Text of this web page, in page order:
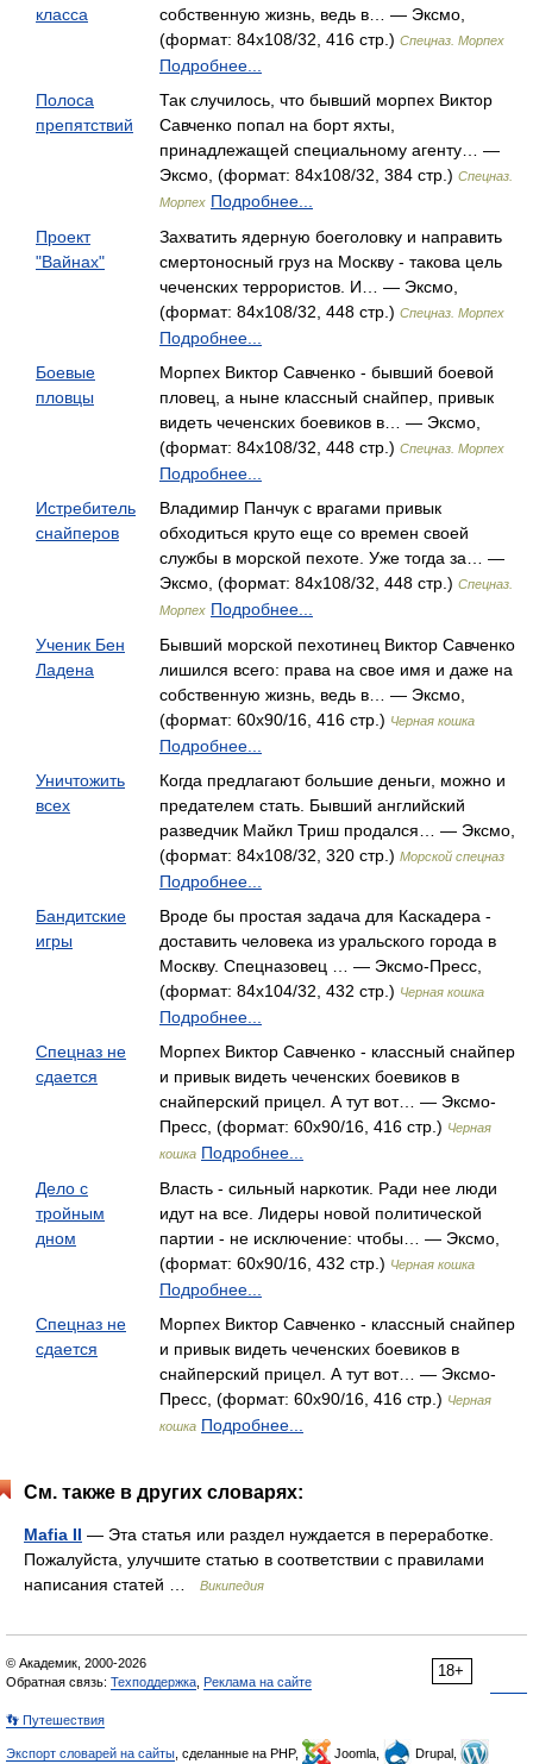
класса
собственную жизнь, ведь в… — Эксмо,
(формат: 84x108/32, 416 стр.) Спецназ. Морпех
Подробнее...
Полоса
препятствий
Так случилось, что бывший морпех Виктор
Савченко попал на борт яхты,
принадлежащей специальному агенту… —
Эксмо, (формат: 84x108/32, 384 стр.) Спецназ.
Морпех Подробнее...
Проект
"Вайнах"
Захватить ядерную боеголовку и направить
смертоносный груз на Москву - такова цель
чеченских террористов. И… — Эксмо,
(формат: 84x108/32, 448 стр.) Спецназ. Морпех
Подробнее...
Боевые
пловцы
Морпех Виктор Савченко - бывший боевой
пловец, а ныне классный снайпер, привык
видеть чеченских боевиков в… — Эксмо,
(формат: 84x108/32, 448 стр.) Спецназ. Морпех
Подробнее...
Истребитель
снайперов
Владимир Панчук с врагами привык
обходиться круто еще со времен своей
службы в морской пехоте. Уже тогда за… —
Эксмо, (формат: 84x108/32, 448 стр.) Спецназ.
Морпех Подробнее...
Ученик Бен
Ладена
Бывший морской пехотинец Виктор Савченко
лишился всего: права на свое имя и даже на
собственную жизнь, ведь в… — Эксмо,
(формат: 60x90/16, 416 стр.) Черная кошка
Подробнее...
Уничтожить
всех
Когда предлагают большие деньги, можно и
предателем стать. Бывший английский
разведчик Майкл Триш продался… — Эксмо,
(формат: 84x108/32, 320 стр.) Морской спецназ
Подробнее...
Бандитские
игры
Вроде бы простая задача для Каскадера -
доставить человека из уральского города в
Москву. Спецназовец … — Эксмо-Пресс,
(формат: 84x104/32, 432 стр.) Черная кошка
Подробнее...
Спецназ не
сдается
Морпех Виктор Савченко - классный снайпер
и привык видеть чеченских боевиков в
снайперский прицел. А тут вот… — Эксмо-
Пресс, (формат: 60x90/16, 416 стр.) Черная
кошка Подробнее...
Дело с
тройным
дном
Власть - сильный наркотик. Ради нее люди
идут на все. Лидеры новой политической
партии - не исключение: чтобы… — Эксмо,
(формат: 60x90/16, 432 стр.) Черная кошка
Подробнее...
Спецназ не
сдается
Морпех Виктор Савченко - классный снайпер
и привык видеть чеченских боевиков в
снайперский прицел. А тут вот… — Эксмо-
Пресс, (формат: 60x90/16, 416 стр.) Черная
кошка Подробнее...
См. также в других словарях:
Mafia II — Эта статья или раздел нуждается в переработке.
Пожалуйста, улучшите статью в соответствии с правилами
написания статей …
Википедия
18+
© Академик, 2000-2026
Обратная связь: Техподдержка Реклама на сайте
👣 Путешествия
Экспорт словарей на сайты , сделанные на PHP, Joomla, Drupal,